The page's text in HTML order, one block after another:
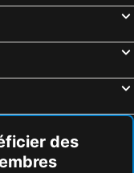
Bade-Wurtemberg Hôtels
des